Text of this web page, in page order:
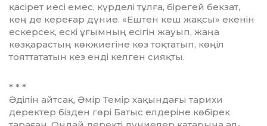
қасірет иесі емес, күрделі тұлға, бірегей бекзат,
кең де кереғар дүние. «Ештен кеш жақсы» екенін
ескерсек, ескі ұғымның есігін жауып, жаңа
көзқарастың көкжиегіне көз тоқтатып, көңіл
тояттататын кез ен­ді келген сияқты.
* * *
Әділін айтсақ, Әмір Темір хақындағы тарихи
деректер бізден гөрі Батыс елдеріне көбірек